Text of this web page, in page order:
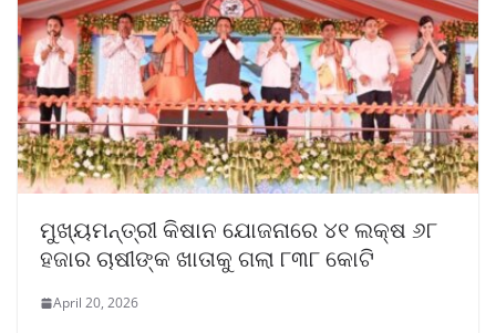
ମୁଖ୍ୟମନ୍ତ୍ରୀ କିଷାନ ଯୋଜନାରେ ୪୧ ଲକ୍ଷ ୬୮
ହଜାର ଚାଷୀଙ୍କ ଖାତାକୁ ଗଲା ୮୩୮ କୋଟି
April 20, 2026